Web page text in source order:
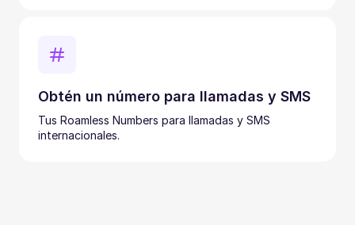
Obtén un número para llamadas y SMS
Tus Roamless Numbers para llamadas y SMS
internacionales.